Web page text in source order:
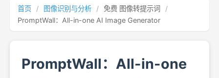
首页 / 图像识别与分析 / 免费 图像转提示词
/
PromptWall：All-in-one AI Image Generator
PromptWall：All-in-one